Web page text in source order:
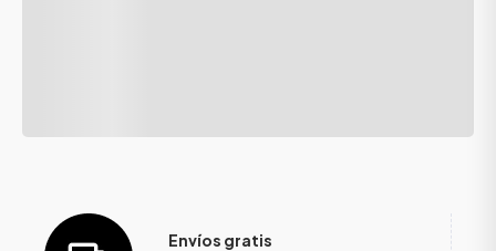
Envíos gratis